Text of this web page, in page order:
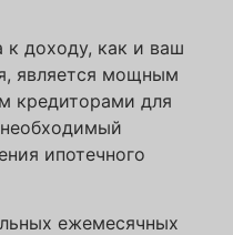
к доходу, как и ваш
является мощным
кредиторами для
ипотечного
ежемесячных